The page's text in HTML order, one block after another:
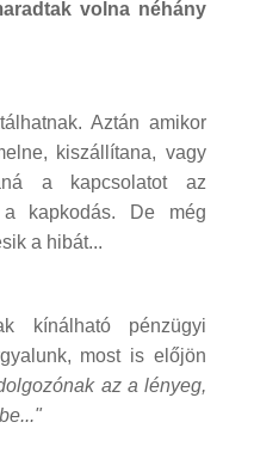
volna néhány
Aztán amikor
kiszállítana, vagy
a kapcsolatot az
kapkodás. De még
a hibát...
kínálható pénzügyi
most is előjön
az a lényeg,